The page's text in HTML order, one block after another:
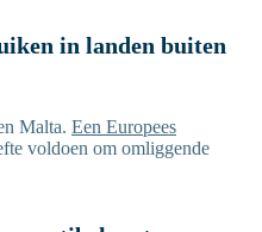
in landen buiten
Malta. Een Europees
voldoen om omliggende